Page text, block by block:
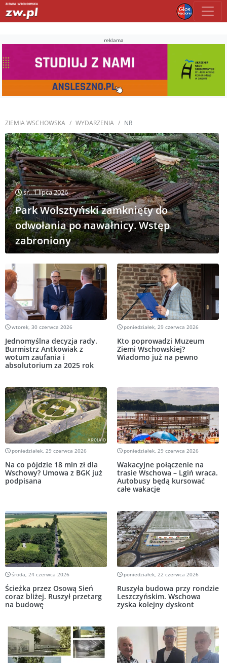
reklama
ZIEMIA WSCHOWSKA WYDARZENIA NR
śr., 1 lipca 2026
Park Wolsztyński zamknięty do
odwołania po nawałnicy. Wstęp
zabroniony
wtorek, 30 czerwca 2026
Jednomyślna decyzja rady.
Burmistrz Antkowiak z
wotum zaufania i
absolutorium za 2025 rok
poniedziałek, 29 czerwca 2026
Kto poprowadzi Muzeum
Ziemi Wschowskiej?
Wiadomo już na pewno
poniedziałek, 29 czerwca 2026
Na co pójdzie 18 mln zł dla
Wschowy? Umowa z BGK już
podpisana
poniedziałek, 29 czerwca 2026
Wakacyjne połączenie na
trasie Wschowa – Lgiń wraca.
Autobusy będą kursować
całe wakacje
środa, 24 czerwca 2026
Ścieżka przez Osową Sień
coraz bliżej. Ruszył przetarg
na budowę
poniedziałek, 22 czerwca 2026
Ruszyła budowa przy rondzie
Leszczyńskim. Wschowa
zyska kolejny dyskont